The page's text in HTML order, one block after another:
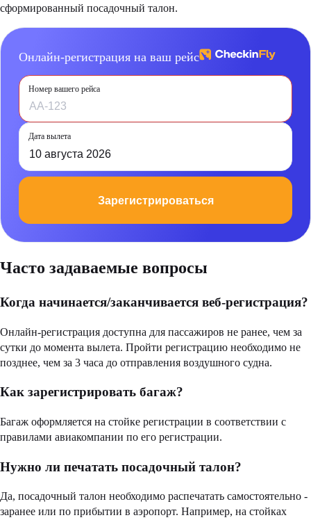
сформированный посадочный талон.
Онлайн-регистрация на ваш рейс
Номер вашего рейса
Зарегистрироваться
Дата вылета
10 августа 2026
Часто задаваемые вопросы
Когда начинается/заканчивается веб-регистрация?
Онлайн-регистрация доступна для пассажиров не ранее, чем за
сутки до момента вылета. Пройти регистрацию необходимо не
позднее, чем за 3 часа до отправления воздушного судна.
Как зарегистрировать багаж?
Багаж оформляется на стойке регистрации в соответствии с
правилами авиакомпании по его регистрации.
Нужно ли печатать посадочный талон?
Да, посадочный талон необходимо распечатать самостоятельно -
заранее или по прибытии в аэропорт. Например, на стойках